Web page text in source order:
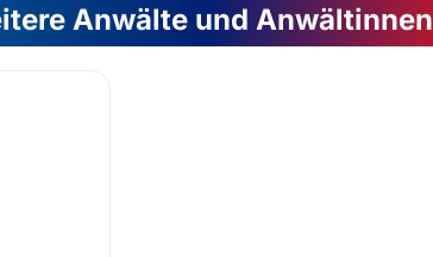
Anwälte und Anwältinnen